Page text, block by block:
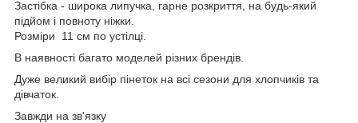
Застібка - широка липучка, гарне розкриття, на будь-який
підйом і повноту ніжки.
Розміри 11 см по устілці.
В наявності багато моделей різних брендів.
Дуже великий вибір пінеток на всі сезони для хлопчиків та
дівчаток.
Завжди на зв'язку